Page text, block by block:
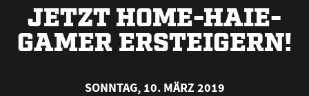
JETZT HOME-HAIE-
GAMER ERSTEIGERN!
SONNTAG, 10. MÄRZ 2019